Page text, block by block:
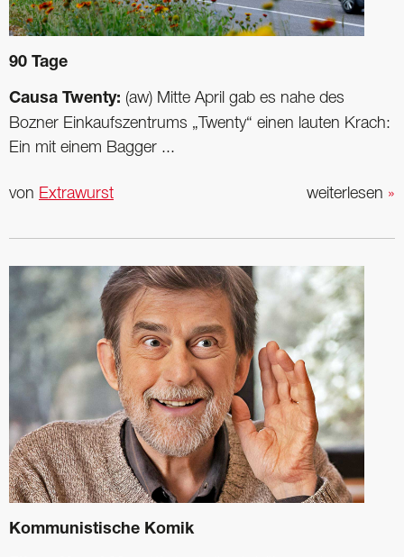
90 Tage
Causa Twenty: (aw) Mitte April gab es nahe des
Bozner Einkaufszentrums „Twenty“ einen lauten Krach:
Ein mit einem Bagger ...
weiterlesen »
von Extrawurst
Kommunistische Komik